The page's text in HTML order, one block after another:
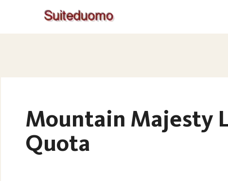
Mountain Majesty
Quota